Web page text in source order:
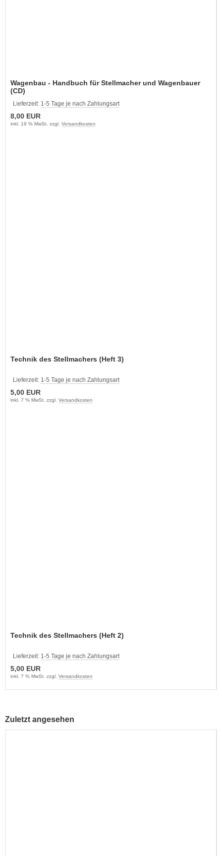
Wagenbau - Handbuch für Stellmacher und Wagenbauer
(CD)
Lieferzeit: 1-5 Tage je nach Zahlungsart
8,00 EUR
inkl. 19 % MwSt. zzgl. Versandkosten
Technik des Stellmachers (Heft 3)
Lieferzeit: 1-5 Tage je nach Zahlungsart
5,00 EUR
inkl. 7 % MwSt. zzgl. Versandkosten
Technik des Stellmachers (Heft 2)
Lieferzeit: 1-5 Tage je nach Zahlungsart
5,00 EUR
inkl. 7 % MwSt. zzgl. Versandkosten
Zuletzt angesehen